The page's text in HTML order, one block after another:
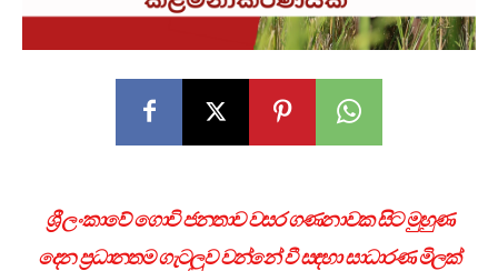
ශ්‍රී ලංකාවේ ගොවි ජනතාව වසර ගණනාවක සිට මුහුණ
දෙන ප්‍රධානතම ගැටලුව වන්නේ වී සඳහා සාධාරණ මිලක්